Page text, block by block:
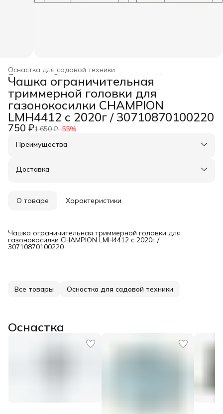
Оснастка для садовой техники
Оснастка и запчасти к садовой технике
Дом и сад
Главная ›
Чашка ограничительная
триммерной головки для
газонокосилки CHAMPION
LMH4412 с 2020г / 30710870100220
750 ₽1 650 ₽−55%
Преимущества
Оплата частями в Сплит
Удобный возврат
Доставка
О товаре Характеристики
Чашка ограничительная триммерной головки для
газонокосилки CHAMPION LMH4412 с 2020г /
30710870100220
Все товары Оснастка для садовой техники
Оснастка